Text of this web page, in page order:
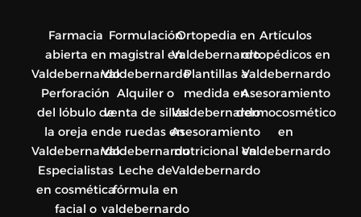
Farmacia
abierta en
Valdebernardo
Perforación
del lóbulo de
la oreja en
Valdebernardo
Especialistas
en cosmética
facial o
Formulación
magistral en
Valdebernardo
Alquiler o
venta de sillas
de ruedas en
Valdebernardo
Leche de
fórmula en
valdebernardo
Ortopedia en
Valdebernardo
Plantillas a
medida en
Valdebernardo
Asesoramiento
nutricional en
Valdebernardo
Artículos
ortopédicos en
Valdebernardo
Asesoramiento
dermocosmético
en
Valdebernardo